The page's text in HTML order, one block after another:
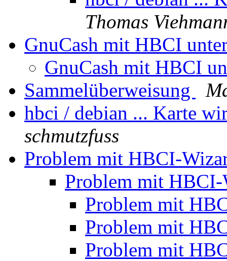
Thomas
GnuCash mit HBCI
GnuCash mit HBCI
Sammelüberweisung
hbci / debian ... Karte
schmutzfuss
Problem mit HBCI-
Problem mit
Problem mit
Problem mit
Problem mit